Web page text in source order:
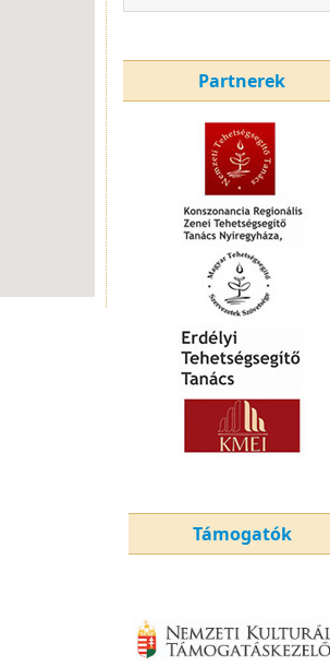
Partnerek
Támogatók